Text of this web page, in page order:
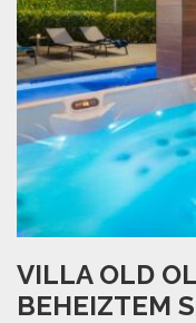
VILLA OLD
BEHEIZTEM